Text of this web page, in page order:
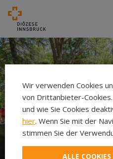
Neuer
Wir verwenden Cookies
von Drittanbieter-
und wie Sie Cookies
hier. Wenn Sie mit der
stimmen Sie der
ALLE